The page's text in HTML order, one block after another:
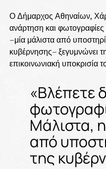
Ο Δήμαρχος Αθηναίων,
ανάρτηση και
–μία μάλιστα από
κυβέρνησης– ξεγυμνώνει
επικοινωνιακή υποκρισία
«Βλέπετε
Μάλιστα, η
από
της